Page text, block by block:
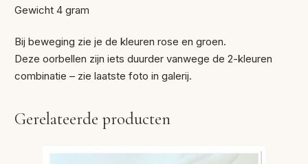
Gewicht 4 gram
Bij beweging zie je de kleuren rose en groen.
Deze oorbellen zijn iets duurder vanwege de 2-kleuren
combinatie – zie laatste foto in galerij.
Gerelateerde producten